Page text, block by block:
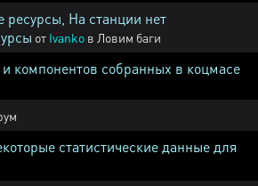
ресурсы, На станции нет
от Ivanko в Ловим баги
компонентов собранных в коцмасе
статистические данные для